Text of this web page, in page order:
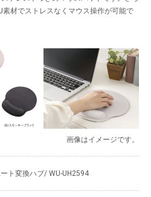
素材でストレスなくマウス操作が可能で
画像はイメージです。
ト変換ハブ/ WU-UH2594